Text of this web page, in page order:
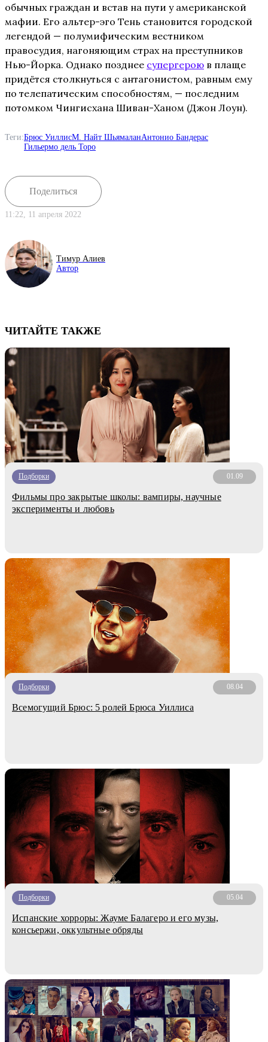
обычных граждан и встав на пути у американской
мафии. Его альтер-эго Тень становится городской
легендой — полумифическим вестником
правосудия, нагоняющим страх на преступников
Нью-Йорка. Однако позднее супергерою в плаще
придётся столкнуться с антагонистом, равным ему
по телепатическим способностям, — последним
потомком Чингисхана Шиван-Ханом (Джон Лоун).
Теги:Брюс УиллисМ. Найт ШьямаланАнтонио Бандерас
Гильермо дель Торо
Поделиться
11:22, 11 апреля 2022
Тимур Алиев
Автор
ЧИТАЙТЕ ТАКЖЕ
Подборки 01.09
Фильмы про закрытые школы: вампиры, научные
эксперименты и любовь
Подборки 08.04
Всемогущий Брюс: 5 ролей Брюса Уиллиса
Подборки 05.04
Испанские хорроры: Жауме Балагеро и его музы,
консьержи, оккультные обряды